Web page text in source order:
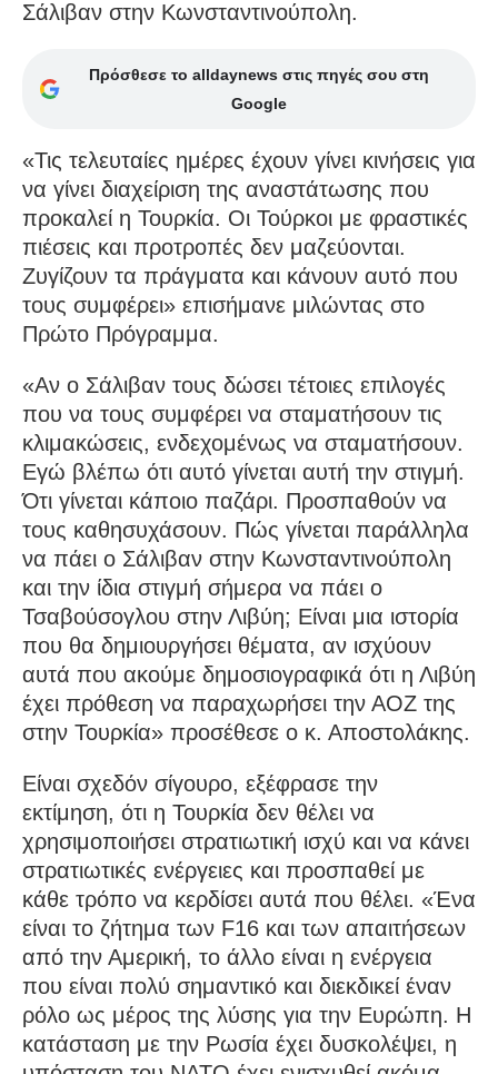
Σάλιβαν στην Κωνσταντινούπολη.
Πρόσθεσε το alldaynews στις πηγές σου στη
Google
«Τις τελευταίες ημέρες έχουν γίνει κινήσεις για
να γίνει διαχείριση της αναστάτωσης που
προκαλεί η Τουρκία. Οι Τούρκοι με φραστικές
πιέσεις και προτροπές δεν μαζεύονται.
Ζυγίζουν τα πράγματα και κάνουν αυτό που
τους συμφέρει» επισήμανε μιλώντας στο
Πρώτο Πρόγραμμα.
«Αν ο Σάλιβαν τους δώσει τέτοιες επιλογές
που να τους συμφέρει να σταματήσουν τις
κλιμακώσεις, ενδεχομένως να σταματήσουν.
Εγώ βλέπω ότι αυτό γίνεται αυτή την στιγμή.
Ότι γίνεται κάποιο παζάρι. Προσπαθούν να
τους καθησυχάσουν. Πώς γίνεται παράλληλα
να πάει ο Σάλιβαν στην Κωνσταντινούπολη
και την ίδια στιγμή σήμερα να πάει ο
Τσαβούσογλου στην Λιβύη; Είναι μια ιστορία
που θα δημιουργήσει θέματα, αν ισχύουν
αυτά που ακούμε δημοσιογραφικά ότι η Λιβύη
έχει πρόθεση να παραχωρήσει την ΑΟΖ της
στην Τουρκία» προσέθεσε ο κ. Αποστολάκης.
Είναι σχεδόν σίγουρο, εξέφρασε την
εκτίμηση, ότι η Τουρκία δεν θέλει να
χρησιμοποιήσει στρατιωτική ισχύ και να κάνει
στρατιωτικές ενέργειες και προσπαθεί με
κάθε τρόπο να κερδίσει αυτά που θέλει. «Ένα
είναι το ζήτημα των F16 και των απαιτήσεων
από την Αμερική, το άλλο είναι η ενέργεια
που είναι πολύ σημαντικό και διεκδικεί έναν
ρόλο ως μέρος της λύσης για την Ευρώπη. Η
κατάσταση με την Ρωσία έχει δυσκολέψει, η